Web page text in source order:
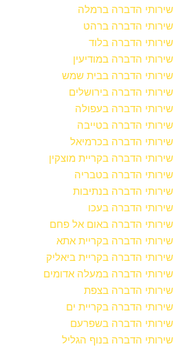
שירותי הדברה ברמלה
שירותי הדברה ברהט
שירותי הדברה בלוד
שירותי הדברה במודיעין
שירותי הדברה בבית שמש
שירותי הדברה בירושלים
שירותי הדברה בעפולה
שירותי הדברה בטייבה
שירותי הדברה בכרמיאל
שירותי הדברה בקריית מוצקין
שירותי הדברה בטבריה
שירותי הדברה בנתיבות
שירותי הדברה בעכו
שירותי הדברה באום אל פחם
שירותי הדברה בקריית אתא
שירותי הדברה בקריית ביאליק
שירותי הדברה במעלה אדומים
שירותי הדברה בצפת
שירותי הדברה בקריית ים
שירותי הדברה בשפרעם
שירותי הדברה בנוף הגליל